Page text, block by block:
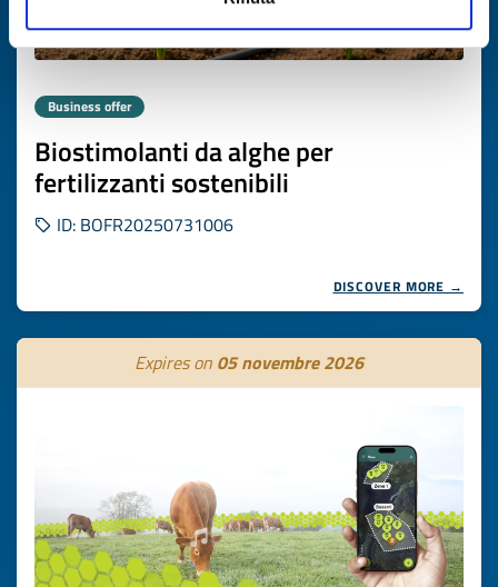
Business offer
Biostimolanti da alghe per
fertilizzanti sostenibili
ID: BOFR20250731006
DISCOVER MORE →
Expires on 05 novembre 2026